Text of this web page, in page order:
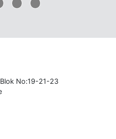
No:19-21-23